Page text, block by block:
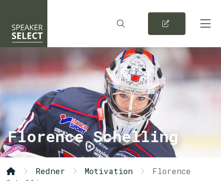
Florence Schelling
Redner Motivation
Florence